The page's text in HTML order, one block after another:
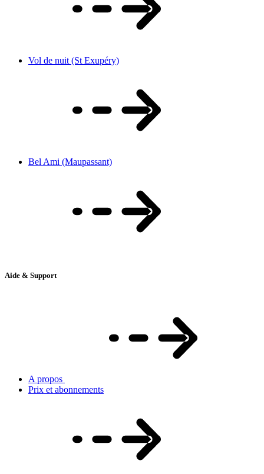
Vol de nuit (St Exupéry)
Bel Ami (Maupassant)
Aide & Support
A propos
Prix et abonnements